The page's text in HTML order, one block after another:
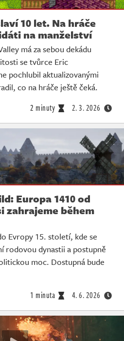
10 let. Na hráče
na manželství
má za sebou dekádu
se tvůrce Eric
pochlubil aktualizovanými
co na hráče ještě čeká.
2 minuty 2. 3. 2026
Europa 1410 od
zahrajeme během
Evropy 15. století, kde se
rodovou dynastii a postupně
moc. Dostupná bude
1 minuta 4. 6. 2026